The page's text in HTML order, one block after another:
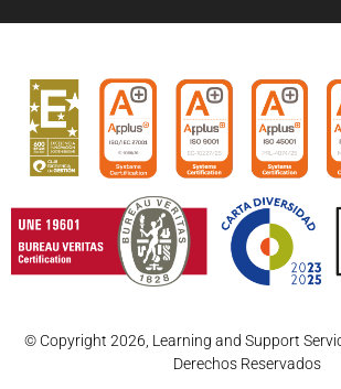
© Copyright 2026, Learning and Support
Derechos Reservados